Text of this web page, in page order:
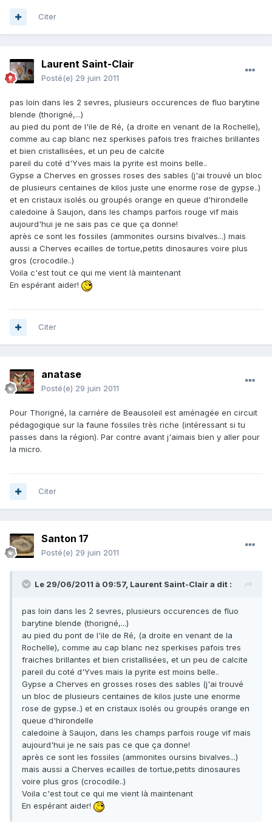
Citer
Laurent Saint-Clair
Posté(e) 29 juin 2011
pas loin dans les 2 sevres, plusieurs occurences de fluo barytine
blende (thorigné,...)
au pied du pont de l'ile de Ré, (a droite en venant de la Rochelle),
comme au cap blanc nez sperkises pafois tres fraiches brillantes
et bien cristallisées, et un peu de calcite
pareil du coté d'Yves mais la pyrite est moins belle..
Gypse a Cherves en grosses roses des sables (j'ai trouvé un bloc
de plusieurs centaines de kilos juste une enorme rose de gypse..)
et en cristaux isolés ou groupés orange en queue d'hirondelle
caledoine à Saujon, dans les champs parfois rouge vif mais
aujourd'hui je ne sais pas ce que ça donne!
après ce sont les fossiles (ammonites oursins bivalves...) mais
aussi a Cherves ecailles de tortue,petits dinosaures voire plus
gros (crocodile..)
Voila c'est tout ce qui me vient là maintenant
En espérant aider!
Citer
anatase
Posté(e) 29 juin 2011
Pour Thorigné, la carriére de Beausoleil est aménagée en circuit
pédagogique sur la faune fossiles très riche (intéressant si tu
passes dans la région). Par contre avant j'aimais bien y aller pour
la micro.
Citer
Santon 17
Posté(e) 29 juin 2011
Le 29/06/2011 à 09:57, Laurent Saint-Clair a dit :
pas loin dans les 2 sevres, plusieurs occurences de fluo
barytine blende (thorigné,...)
au pied du pont de l'ile de Ré, (a droite en venant de la
Rochelle), comme au cap blanc nez sperkises pafois tres
fraiches brillantes et bien cristallisées, et un peu de calcite
pareil du coté d'Yves mais la pyrite est moins belle..
Gypse a Cherves en grosses roses des sables (j'ai trouvé
un bloc de plusieurs centaines de kilos juste une enorme
rose de gypse..) et en cristaux isolés ou groupés orange en
queue d'hirondelle
caledoine à Saujon, dans les champs parfois rouge vif mais
aujourd'hui je ne sais pas ce que ça donne!
après ce sont les fossiles (ammonites oursins bivalves...)
mais aussi a Cherves ecailles de tortue,petits dinosaures
voire plus gros (crocodile..)
Voila c'est tout ce qui me vient là maintenant
En espérant aider!